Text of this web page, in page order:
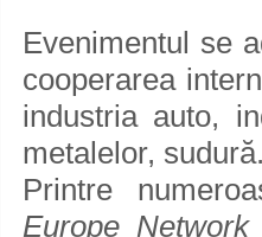
Evenimentul se
cooperarea
industria auto,
metalelor,
Printre
Europe Network